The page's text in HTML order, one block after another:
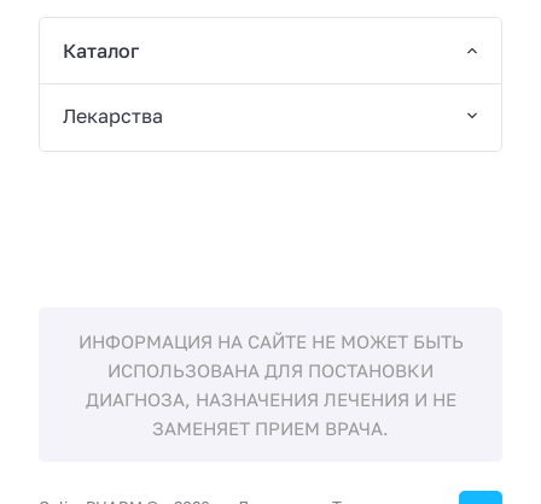
Каталог
Лекарства
ИНФОРМАЦИЯ НА САЙТЕ НЕ МОЖЕТ БЫТЬ
ИСПОЛЬЗОВАНА ДЛЯ ПОСТАНОВКИ
ДИАГНОЗА, НАЗНАЧЕНИЯ ЛЕЧЕНИЯ И НЕ
ЗАМЕНЯЕТ ПРИЕМ ВРАЧА.